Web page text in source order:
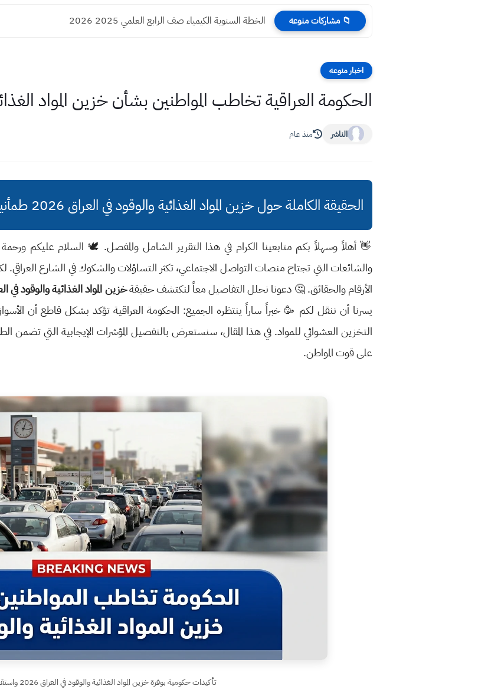
📁 مشاركات منوعه الخطة السنوية الكيمياء صف الرابع العلمي 2025 2026
اخبار منوعه
الحكومة العراقية تخاطب المواطنين بشأن خزين المواد
الناشر منذ عام
الحقيقة الكاملة حول خزين المواد الغذائية والوقود في العراق 2026 طمأنينة حكومية وأسعار مستقرة
👋 أهلاً وسهلاً بكم متابعينا الكرام في هذا التقرير الشامل والمفصل. 🕊️ السلام عليكم ورحمة
والشائعات التي تجتاح منصات التواصل الاجتماعي، تكثر التساؤلات والشكوك في الشارع
الأرقام والحقائق. 🤔 دعونا نحلل التفاصيل معاً لنكتشف حقيقةخزين المواد الغذائية والوقود في
يسرنا أن ننقل لكم 🥳 خبراً ساراً ينتظره الجميع: الحكومة العراقية تؤكد بشكل قاطع أن
التخزين العشوائي للمواد. في هذا المقال، سنستعرض بالتفصيل المؤشرات الإيجابية التي تضمن
على قوت المواطن.
تأكيدات حكومية بوفرة خزين المواد الغذائية والوقود في العراق 2026 واستقرار الأسواق.